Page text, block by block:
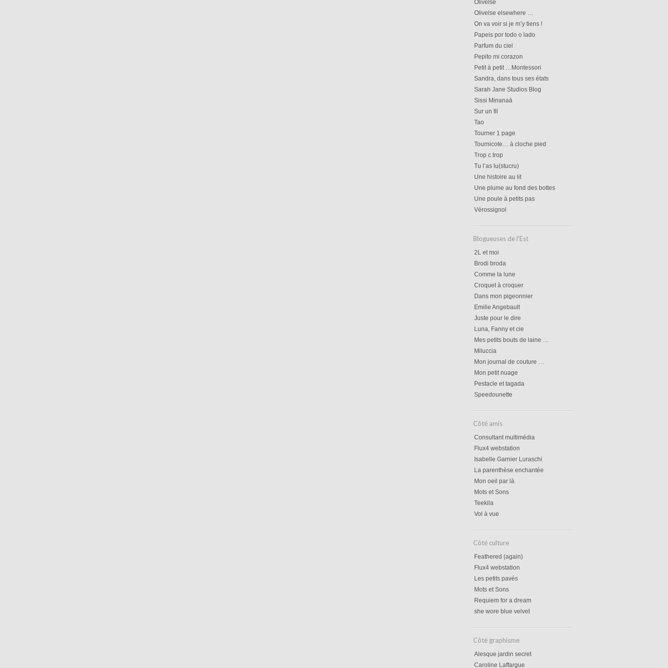
Olivelse
Olivelse elsewhere …
On va voir si je m’y tiens !
Papeis por todo o lado
Parfum du ciel
Pepito mi corazon
Petit à petit …Montessori
Sandra, dans tous ses états
Sarah Jane Studios Blog
Sissi Minanaä
Sur un fil
Tao
Tourner 1 page
Tournicote… à cloche pied
Trop c trop
Tu l’as lu(stucru)
Une histoire au lit
Une plume au fond des bottes
Une poule à petits pas
Vérossignol
Blogueuses de l'Est
2L et moi
Brodi broda
Comme la lune
Croquet à croquer
Dans mon pigeonnier
Emilie Angebault
Juste pour le dire
Luna, Fanny et cie
Mes petits bouts de laine …
Miluccia
Mon journal de couture …
Mon petit nuage
Pestacle et tagada
Speedounette
Côté amis
Consultant multimédia
Flux4 webstation
Isabelle Garnier Luraschi
La parenthèse enchantée
Mon oeil par là
Mots et Sons
Teekila
Vol à vue
Côté culture
Feathered (again)
Flux4 webstation
Les petits pavés
Mots et Sons
Requiem for a dream
she wore blue velvet
Côté graphisme
Alesque jardin secret
Caroline Laffargue